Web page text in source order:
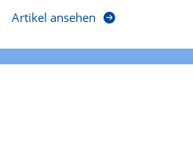
Artikel ansehen